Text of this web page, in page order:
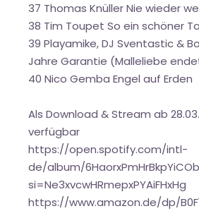
37 Thomas Knüller Nie wieder
38 Tim Toupet So ein schöner
39 Playamike, DJ Sventastic &
Jahre Garantie (Malleliebe
40 Nico Gemba Engel auf Erden
Als Download & Stream ab
verfügbar
https://open.spotify.com/intl-
de/album/
si=Ne3xvcwHRmepxPYAiFHxHg
https://www.amazon.de/dp/